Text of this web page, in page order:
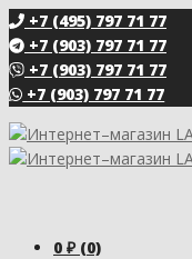
+7 (495) 797 71 77
+7 (903) 797 71 77
+7 (903) 797 71 77
+7 (903) 797 71 77
0 ₽(0)